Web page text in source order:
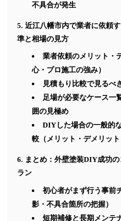
不具合が発生
近江八幡市内で業者に依頼
準と相場の見方
業者依頼のメリット・
心・プロ施工の強み）
見積もり比較で見るべ
足場が必要なケース一
囲の見極め
DIYした場合の一般的
較（メリット・デメリット
まとめ：外壁塗装DIY成功
ラン
初心者がまず行う事前
影・不具合箇所の把握）
短期補修と長期メンテ